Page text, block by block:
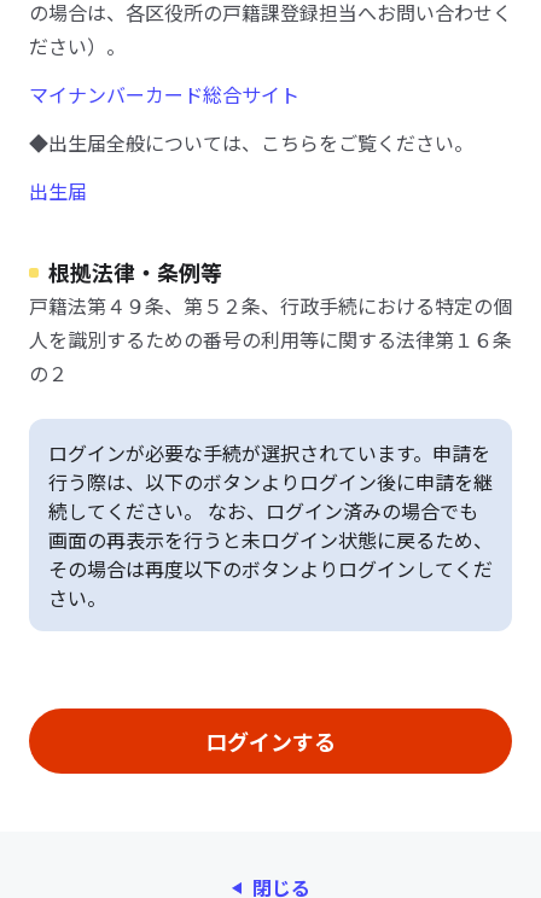
の場合は、各区役所の戸籍課登録担当へお問い合わせく
ださい）。
マイナンバーカード総合サイト
◆出生届全般については、こちらをご覧ください。
出生届
根拠法律・条例等
戸籍法第４９条、第５２条、行政手続における特定の個
人を識別するための番号の利用等に関する法律第１６条
の２
ログインが必要な手続が選択されています。申請を
行う際は、以下のボタンよりログイン後に申請を継
続してください。 なお、ログイン済みの場合でも
画面の再表示を行うと未ログイン状態に戻るため、
その場合は再度以下のボタンよりログインしてくだ
さい。
閉じる